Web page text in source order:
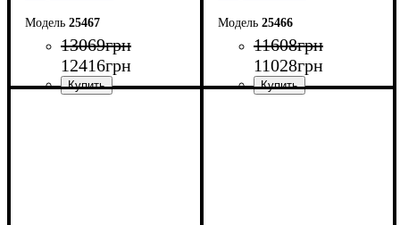
25467
13069грн
12416грн
25466
11608грн
11028грн